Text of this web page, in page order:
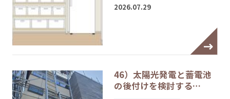
2026.07.29
46）太陽光発電と蓄電池
の後付けを検討する…